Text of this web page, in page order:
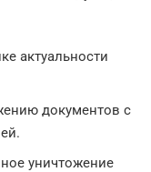
актуальности
документов с
уничтожение